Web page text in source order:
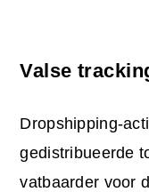
Valse
Dropshipping-
gedistribueerde
vatbaarder voor